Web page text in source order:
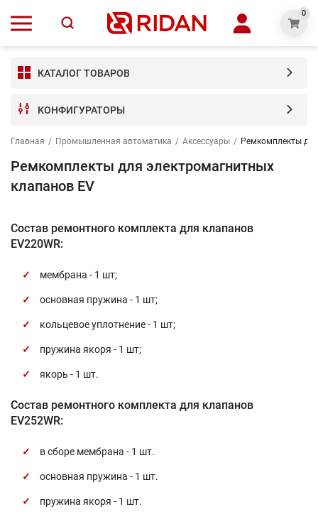
0
КАТАЛОГ ТОВАРОВ
КОНФИГУРАТОРЫ
Главная / Промышленная автоматика / Аксессуары / Ремкомплекты
Ремкомплекты для электромагнитных
клапанов EV
Состав ремонтного комплекта для клапанов
EV220WR:
мембрана - 1 шт;
основная пружина - 1 шт;
кольцевое уплотнение - 1 шт;
пружина якоря - 1 шт;
якорь - 1 шт.
Состав ремонтного комплекта для клапанов
EV252WR:
в сборе мембрана - 1 шт.
основная пружина - 1 шт.
пружина якоря - 1 шт.